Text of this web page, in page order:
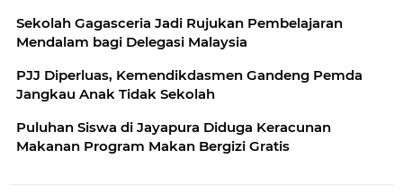
Sekolah Gagasceria Jadi Rujukan Pembelajaran
Mendalam bagi Delegasi Malaysia
PJJ Diperluas, Kemendikdasmen Gandeng Pemda
Jangkau Anak Tidak Sekolah
Puluhan Siswa di Jayapura Diduga Keracunan
Makanan Program Makan Bergizi Gratis